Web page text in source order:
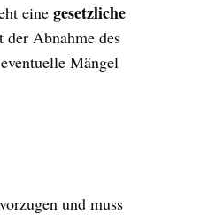
eine gesetzliche
Abnahme des
Mängel
und muss